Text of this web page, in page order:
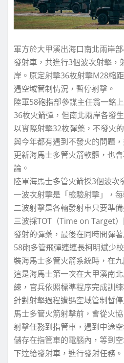
軍方於大甲溪出海口南北兩岸
發射車，共進行3個波次射擊，
岸。原定射擊36枚射擊M28縮
遇空域管制情況，暫停射擊。
陸軍58砲指部參謀主任翁一銘
36枚火箭彈，但南北兩岸各發
以實際射擊32枚彈藥，不發火
與今年都有遇到不發火的問題
更新海馬士多管火箭軟體，也
論。
陸軍海馬士多管火箭採3個波次
一波次射擊是「檢驗射擊」，
二波射擊是各輛發射車只要準
三波採TOT（Time on Target
發射的彈藥，最後在同時間彈著
58砲多管飛彈連連長柯明斌少
裝海馬士多管火箭系統時，在
這是海馬士第一次在大甲溪南
練，官兵依照標準程序完成訓練
針對射擊過程遭遇空域管制暫
馬士多管火箭射擊前，會從火
射擊任務到指管車，遇到中途
儲存在指管車的電腦內，等到
下達給發射車，進行發射任務。